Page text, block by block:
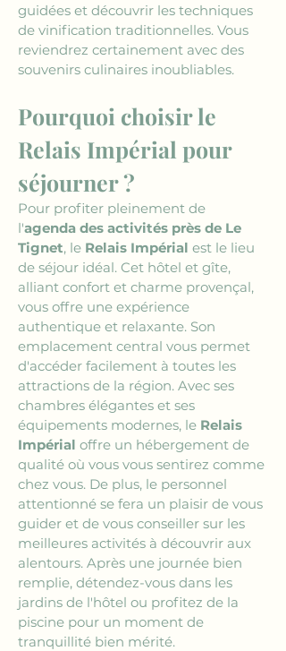
guidées et découvrir les techniques
de vinification traditionnelles. Vous
reviendrez certainement avec des
souvenirs culinaires inoubliables.
Pourquoi choisir le
Relais Impérial pour
séjourner ?
Pour profiter pleinement de
l'agenda des activités près de Le
Tignet, le Relais Impérial est le lieu
de séjour idéal. Cet hôtel et gîte,
alliant confort et charme provençal,
vous offre une expérience
authentique et relaxante. Son
emplacement central vous permet
d'accéder facilement à toutes les
attractions de la région. Avec ses
chambres élégantes et ses
équipements modernes, le Relais
Impérial offre un hébergement de
qualité où vous vous sentirez comme
chez vous. De plus, le personnel
attentionné se fera un plaisir de vous
guider et de vous conseiller sur les
meilleures activités à découvrir aux
alentours. Après une journée bien
remplie, détendez-vous dans les
jardins de l'hôtel ou profitez de la
piscine pour un moment de
tranquillité bien mérité.